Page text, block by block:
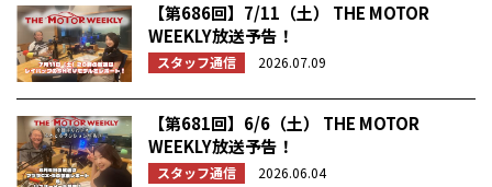
【第686回】7/11（土） THE MOTOR
WEEKLY放送予告！
スタッフ通信 2026.07.09
【第681回】6/6（土） THE MOTOR
WEEKLY放送予告！
スタッフ通信 2026.06.04